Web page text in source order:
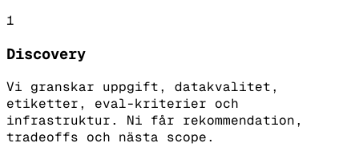
1
Discovery
Vi granskar uppgift, datakvalitet,
etiketter, eval-kriterier och
infrastruktur. Ni får rekommendation,
tradeoffs och nästa scope.